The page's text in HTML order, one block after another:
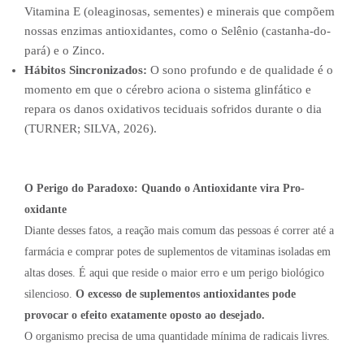
Vitamina E (oleaginosas, sementes) e minerais que compõem
nossas enzimas antioxidantes, como o Selênio (castanha-do-
pará) e o Zinco.
Hábitos Sincronizados: O sono profundo e de qualidade é o
momento em que o cérebro aciona o sistema glinfático e
repara os danos oxidativos teciduais sofridos durante o dia
(TURNER; SILVA, 2026).
O Perigo do Paradoxo: Quando o Antioxidante vira Pro-
oxidante
Diante desses fatos, a reação mais comum das pessoas é correr até a
farmácia e comprar potes de suplementos de vitaminas isoladas em
altas doses. É aqui que reside o maior erro e um perigo biológico
silencioso. O excesso de suplementos antioxidantes pode
provocar o efeito exatamente oposto ao desejado.
O organismo precisa de uma quantidade mínima de radicais livres.